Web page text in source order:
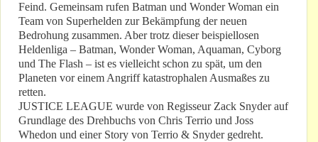
Feind. Gemeinsam rufen Batman und Wonder Woman ein
Team von Superhelden zur Bekämpfung der neuen
Bedrohung zusammen. Aber trotz dieser beispiellosen
Heldenliga – Batman, Wonder Woman, Aquaman, Cyborg
und The Flash – ist es vielleicht schon zu spät, um den
Planeten vor einem Angriff katastrophalen Ausmaßes zu
retten.
JUSTICE LEAGUE wurde von Regisseur Zack Snyder auf
Grundlage des Drehbuchs von Chris Terrio und Joss
Whedon und einer Story von Terrio & Snyder gedreht.